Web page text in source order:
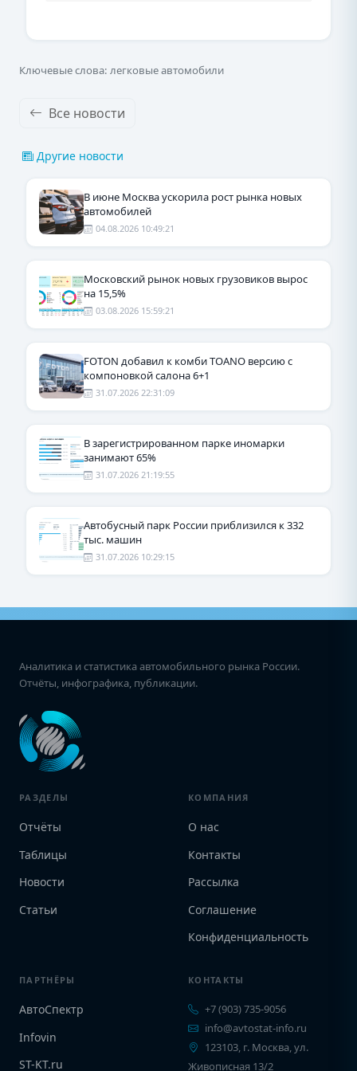
Ключевые слова: легковые автомобили
Все новости
Другие новости
В июне Москва ускорила рост рынка новых
автомобилей
04.08.2026 10:49:21
Московский рынок новых грузовиков вырос
на 15,5%
03.08.2026 15:59:21
FOTON добавил к комби TOANO версию с
компоновкой салона 6+1
31.07.2026 22:31:09
В зарегистрированном парке иномарки
занимают 65%
31.07.2026 21:19:55
Автобусный парк России приблизился к 332
тыс. машин
31.07.2026 10:29:15
Аналитика и статистика автомобильного рынка России.
Отчёты, инфографика, публикации.
РАЗДЕЛЫ
Отчёты
Таблицы
Новости
Статьи
КОМПАНИЯ
О нас
Контакты
Рассылка
Соглашение
Конфиденциальность
ПАРТНЁРЫ
АвтоСпектр
Infovin
ST-KT.ru
КОНТАКТЫ
+7 (903) 735-9056
info@avtostat-info.ru
123103, г. Москва, ул.
Живописная 13/2